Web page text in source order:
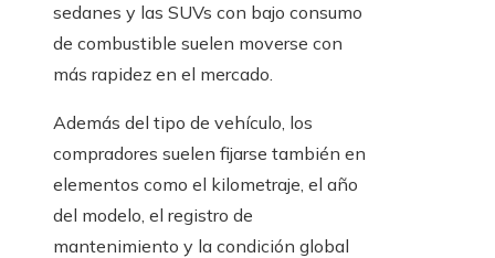
sedanes y las SUVs con bajo consumo
de combustible suelen moverse con
más rapidez en el mercado.
Además del tipo de vehículo, los
compradores suelen fijarse también en
elementos como el kilometraje, el año
del modelo, el registro de
mantenimiento y la condición global